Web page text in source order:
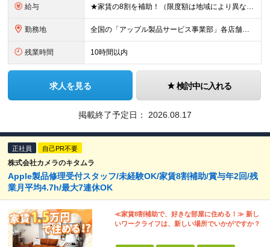
給与 ★家賃の8割を補助！（限度額は地域により異なる） ※転勤による引っ越しが発生する場合 ＝＝＝＝＝＝＝＝＝＝＝＝＝＝＝＝＝＝＝＝＝＝＝ 例えば、家賃7.5万円なら6万円は会社で負担。 あなたが支払うのは
勤務地 全国の「アップル製品サービス事業部」各店舗となります ※アップル製品サービス単独店に配属の可能性もあります ※最初の配属先は希望を最大限考慮した上で決定します ▼詳しい勤務地住所は下記URLをご確認
残業時間 10時間以内
求人を見る 検討中に入れる
掲載終了予定日： 2026.08.17
正社員 自己PR不要
株式会社カメラのキタムラ
Apple製品修理受付スタッフ/未経験OK/家賃8割補助/賞与年2回/残
業月平均4.7h/最大7連休OK
≪家賃8割補助で、好きな部屋に住める！≫ 新し
いワークライフは、新しい場所でいかがですか？